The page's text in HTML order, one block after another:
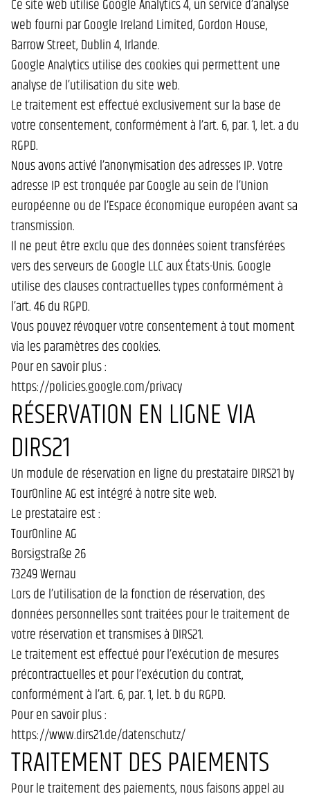
Ce site web utilise Google Analytics 4, un service d’analyse
web fourni par Google Ireland Limited, Gordon House,
Barrow Street, Dublin 4, Irlande.
Google Analytics utilise des cookies qui permettent une
analyse de l’utilisation du site web.
Le traitement est effectué exclusivement sur la base de
votre consentement, conformément à l’art. 6, par. 1, let. a du
RGPD.
Nous avons activé l’anonymisation des adresses IP. Votre
adresse IP est tronquée par Google au sein de l’Union
européenne ou de l’Espace économique européen avant sa
transmission.
Il ne peut être exclu que des données soient transférées
vers des serveurs de Google LLC aux États-Unis. Google
utilise des clauses contractuelles types conformément à
l’art. 46 du RGPD.
Vous pouvez révoquer votre consentement à tout moment
via les paramètres des cookies.
Pour en savoir plus :
https://policies.google.com/privacy
RÉSERVATION EN LIGNE VIA
DIRS21
Un module de réservation en ligne du prestataire DIRS21 by
TourOnline AG est intégré à notre site web.
Le prestataire est :
TourOnline AG
Borsigstraße 26
73249 Wernau
Lors de l’utilisation de la fonction de réservation, des
données personnelles sont traitées pour le traitement de
votre réservation et transmises à DIRS21.
Le traitement est effectué pour l’exécution de mesures
précontractuelles et pour l’exécution du contrat,
conformément à l’art. 6, par. 1, let. b du RGPD.
Pour en savoir plus :
https://www.dirs21.de/datenschutz/
TRAITEMENT DES PAIEMENTS
Pour le traitement des paiements, nous faisons appel au